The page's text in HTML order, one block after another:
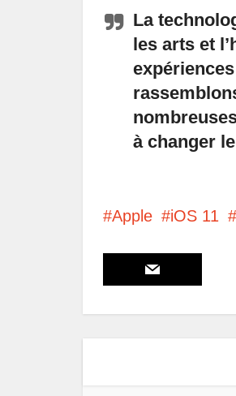
La
les arts et
à changer
Apple iOS 11